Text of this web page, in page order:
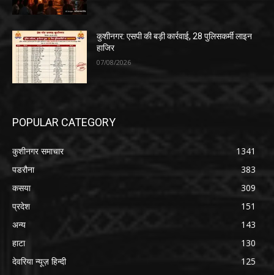
कुशीनगर: एसपी की बड़ी कार्रवाई, 28 पुलिसकर्मी लाइन
हाजिर
07/08/2026
POPULAR CATEGORY
कुशीनगर समाचार
1341
पडरौना
383
कसया
309
प्रदेश
151
अन्य
143
हाटा
130
देवरिया न्यूज़ हिन्दी
125